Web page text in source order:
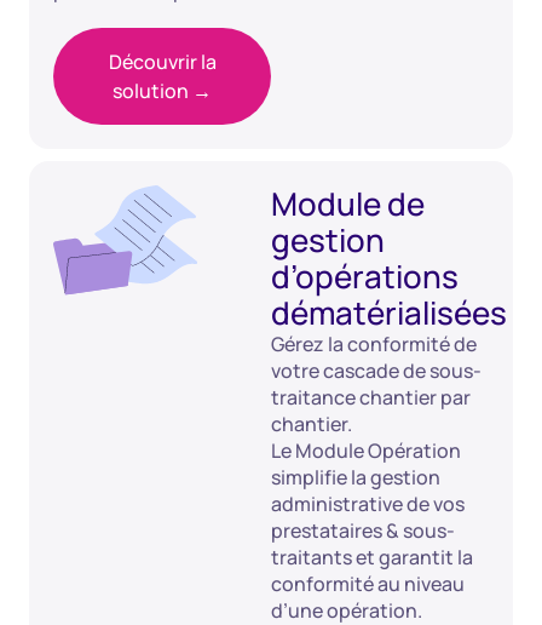
Découvrir la
solution →
Module de
gestion
d’opérations
dématérialisées
Gérez la conformité de
votre cascade de sous-
traitance chantier par
chantier.
Le Module Opération
simplifie la gestion
administrative de vos
prestataires & sous-
traitants et garantit la
conformité au niveau
d’une opération.